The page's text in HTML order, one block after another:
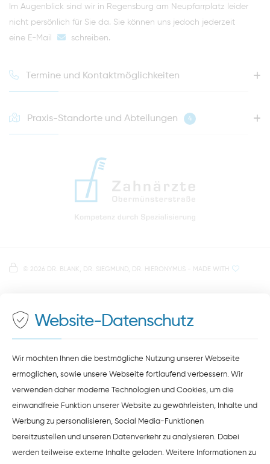
Im Augenblick sind wir in Regensburg am Neupfarrplatz leider
nicht persönlich für Sie da. Sie können uns jedoch jederzeit
eine E-Mail
schreiben.
Termine und Kontaktmöglichkeiten
info@zahnaerzte-in-regensburg.de
Praxis-Standorte und Abteilungen 4
zustimmen.
ZUSTIMMEN
HINWEISE ZUM DATENSCHUTZ
© 2026 DR. BLANK, DR. SIEGMUND, DR. HIERONYMUS - MADE WITH
Website-Datenschutz
Wir möchten Ihnen die bestmögliche Nutzung unserer Webseite
ermöglichen, sowie unsere Webseite fortlaufend verbessern. Wir
verwenden daher moderne Technologien und Cookies, um die
einwandfreie Funktion unserer Website zu gewährleisten, Inhalte und
Werbung zu personalisieren, Social Media-Funktionen
bereitzustellen und unseren Datenverkehr zu analysieren. Dabei
werden teilweise externe Inhalte geladen. Weitere Informationen zu